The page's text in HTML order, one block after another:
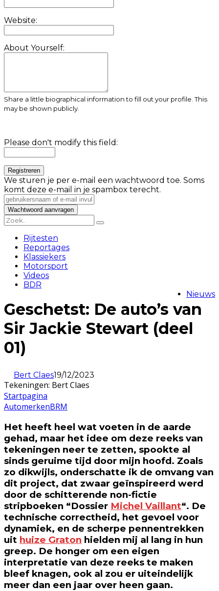
Website:
About Yourself:
Share a little biographical information to fill out your profile. This
may be shown publicly.
Please don't modify this field:
We sturen je per e-mail een wachtwoord toe. Soms
komt deze e-mail in je spambox terecht.
Rijtesten
Reportages
Klassiekers
Motorsport
Videos
BDR
Nieuws
Geschetst: De auto’s van
Sir Jackie Stewart (deel
01)
Bert Claes19/12/2023
Tekeningen: Bert Claes
Startpagina
AutomerkenBRM
Het heeft heel wat voeten in de aarde
gehad, maar het idee om deze reeks van
tekeningen neer te zetten, spookte al
sinds geruime tijd door mijn hoofd. Zoals
zo dikwijls, onderschatte ik de omvang van
dit project, dat zwaar geïnspireerd werd
door de schitterende non-fictie
stripboeken “Dossier Michel Vaillant“. De
technische correctheid, het gevoel voor
dynamiek, en de scherpe pennentrekken
uit huize Graton hielden mij al lang in hun
greep. De honger om een eigen
interpretatie van deze reeks te maken
bleef knagen, ook al zou er uiteindelijk
meer dan een jaar over heen gaan.